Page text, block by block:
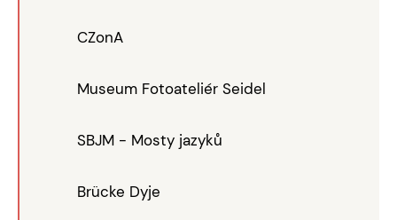
CZonA
Museum Fotoateliér Seidel
SBJM - Mosty jazyků
Brücke Dyje